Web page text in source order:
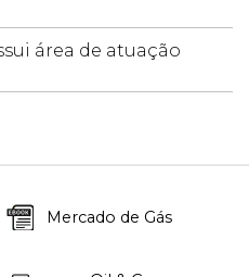
área de atuação
Mercado de Gás